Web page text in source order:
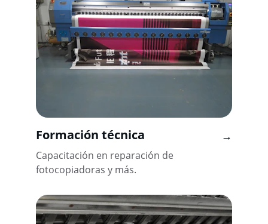
Formación técnica
Capacitación en reparación de
fotocopiadoras y más.
→